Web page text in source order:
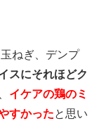
ねぎ、デンプ
スにそれほどク
イケアの鶏のミ
すかったと思い